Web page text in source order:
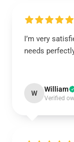
I’m very
needs
W William
Verified